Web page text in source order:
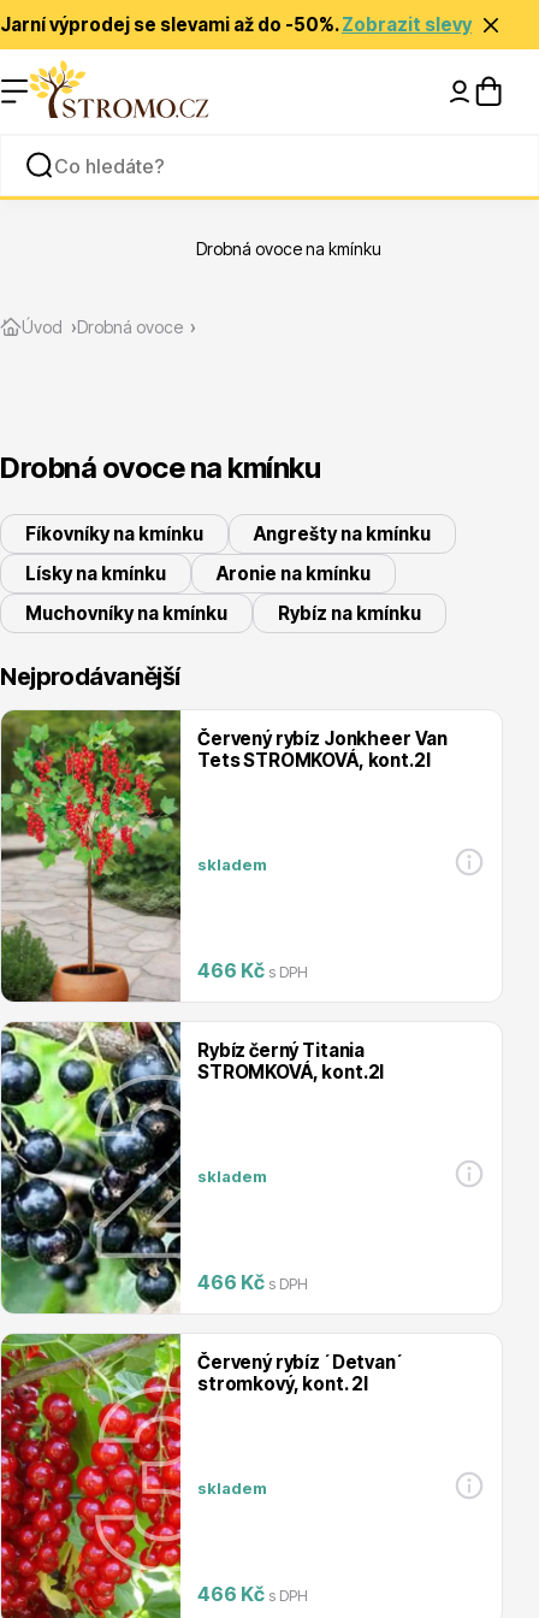
Jarní výprodej se slevami až do -50%.Zobrazit slevy
Rady a tipy
Jehličnany
Vřesovištní rostliny
Vánoční stromky v květináčích a řezané
Magnólie
Semena, sadba
Vodní rostliny
Úvod Drobná ovoce
Drobná ovoce na kmínku
Drobná ovoce na kmínku
Fíkovníky na kmínku
Angrešty na kmínku
Lísky na kmínku
Aronie na kmínku
Muchovníky na kmínku
Rybíz na kmínku
Nejprodávanější
Červený rybíz Jonkheer Van
Tets STROMKOVÁ, kont.2l
skladem
466 Kč s DPH
Rybíz černý Titania
STROMKOVÁ, kont.2l
skladem
466 Kč s DPH
Červený rybíz ´Detvan´
stromkový, kont. 2l
skladem
466 Kč s DPH